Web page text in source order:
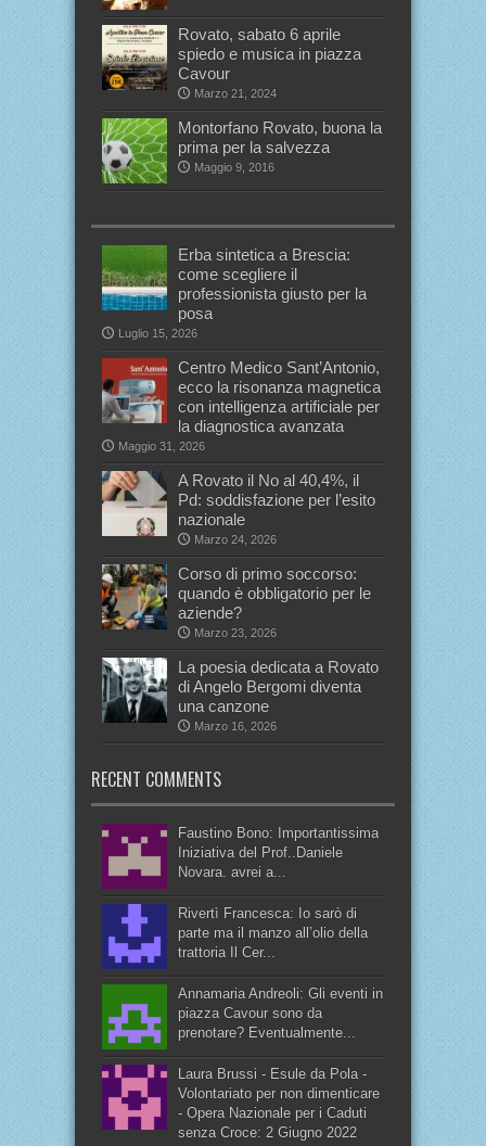
Rovato, sabato 6 aprile
spiedo e musica in piazza
Cavour
Marzo 21, 2024
Montorfano Rovato, buona la
prima per la salvezza
Maggio 9, 2016
Erba sintetica a Brescia:
come scegliere il
professionista giusto per la
posa
Luglio 15, 2026
Centro Medico Sant’Antonio,
ecco la risonanza magnetica
con intelligenza artificiale per
la diagnostica avanzata
Maggio 31, 2026
A Rovato il No al 40,4%, il
Pd: soddisfazione per l’esito
nazionale
Marzo 24, 2026
Corso di primo soccorso:
quando è obbligatorio per le
aziende?
Marzo 23, 2026
La poesia dedicata a Rovato
di Angelo Bergomi diventa
una canzone
Marzo 16, 2026
RECENT COMMENTS
Faustino Bono: Importantissima
Iniziativa del Prof..Daniele
Novara. avrei a...
Rivertì Francesca: Io sarò di
parte ma il manzo all’olio della
trattoria Il Cer...
Annamaria Andreoli: Gli eventi in
piazza Cavour sono da
prenotare? Eventualmente...
Laura Brussi - Esule da Pola -
Volontariato per non dimenticare
- Opera Nazionale per i Caduti
senza Croce: 2 Giugno 2022